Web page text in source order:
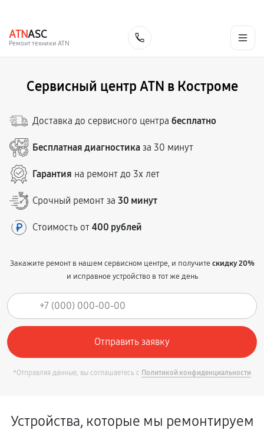
ATNASC
Ремонт техники ATN
Сервисный центр ATN в Костроме
Доставка до сервисного центра бесплатно
Бесплатная диагностика за 30 минут
Гарантия на ремонт до 3х лет
Срочный ремонт за 30 минут
Стоимость от 400 рублей
Закажите ремонт в нашем сервисном центре, и получитескидку 20%
и исправное устройство в тот же день
*Отправляя данные, вы соглашаетесь с Политикой конфиденциальности
Устройства, которые мы ремонтируем